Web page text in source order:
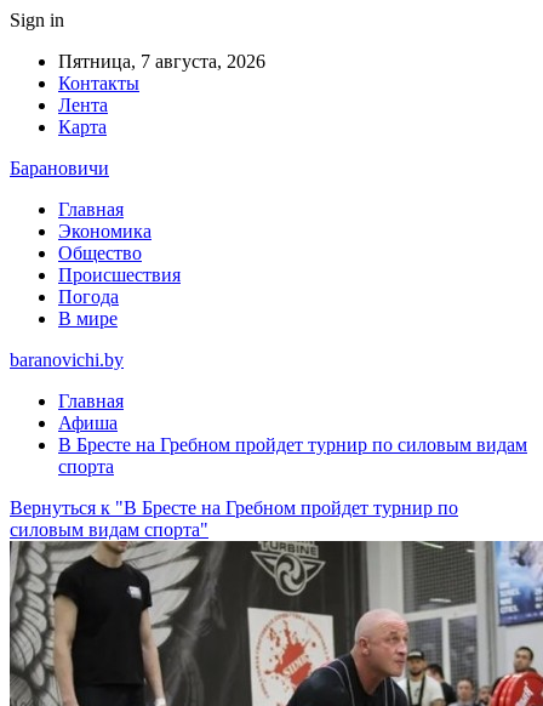
Sign in
Пятница, 7 августа, 2026
Контакты
Лента
Карта
Барановичи
Главная
Экономика
Общество
Происшествия
Погода
В мире
baranovichi.by
Главная
Афиша
В Бресте на Гребном пройдет турнир по силовым видам
спорта
Вернуться к "В Бресте на Гребном пройдет турнир по
силовым видам спорта"